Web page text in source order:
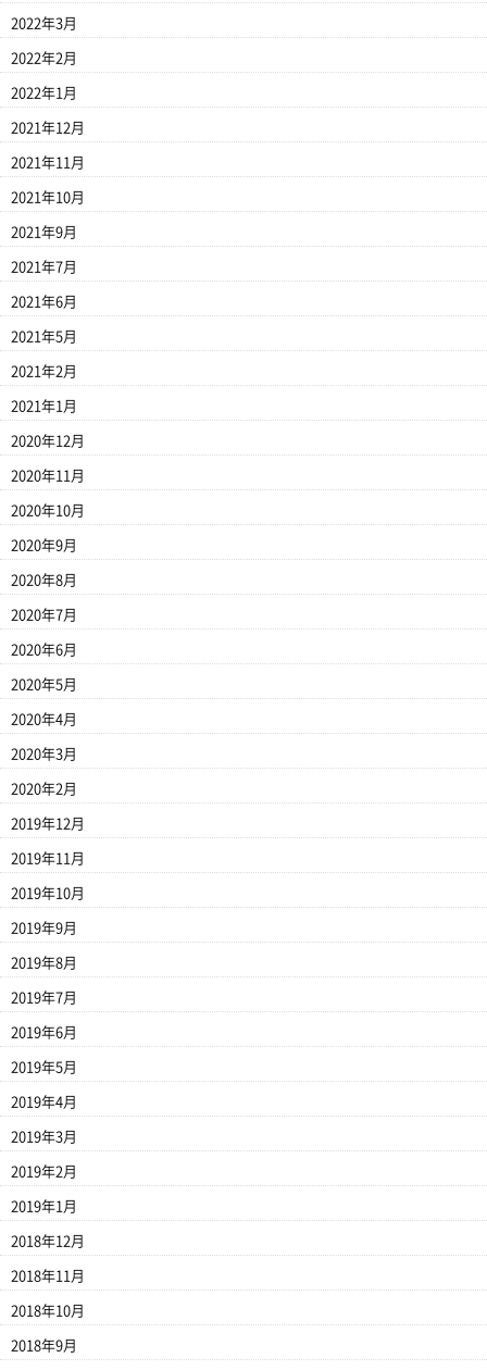
2022年3月
2022年2月
2022年1月
2021年12月
2021年11月
2021年10月
2021年9月
2021年7月
2021年6月
2021年5月
2021年2月
2021年1月
2020年12月
2020年11月
2020年10月
2020年9月
2020年8月
2020年7月
2020年6月
2020年5月
2020年4月
2020年3月
2020年2月
2019年12月
2019年11月
2019年10月
2019年9月
2019年8月
2019年7月
2019年6月
2019年5月
2019年4月
2019年3月
2019年2月
2019年1月
2018年12月
2018年11月
2018年10月
2018年9月